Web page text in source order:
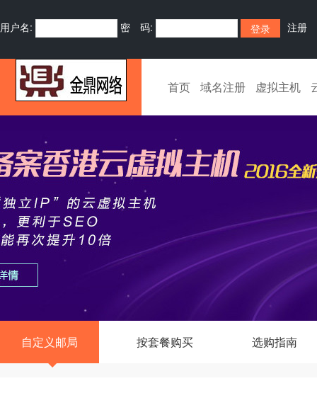
用户名: 密 码: 注册
首页 域名注册 虚拟主机
自定义邮局 按套餐购买 选购指南